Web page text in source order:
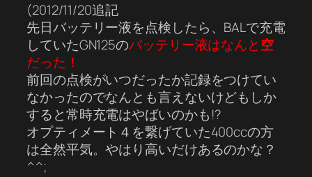
(2012/11/20追記
先日バッテリー液を点検したら、BALで充電
していたGN125のバッテリー液はなんと空
だった！
前回の点検がいつだったか記録をつけてい
なかったのでなんとも言えないけどもしか
すると常時充電はやばいのかも!?
オプティメート４を繋げていた400ccの方
は全然平気。やはり高いだけあるのかな？
^^;